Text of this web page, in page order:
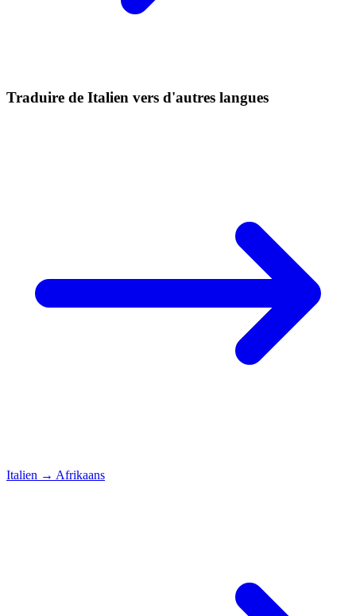
Traduire de Italien vers d'autres langues
Italien → Afrikaans